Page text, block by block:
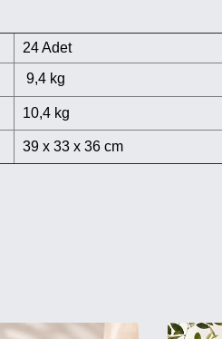
24 Adet
9,4 kg
10,4 kg
39 x 33 x 36 cm